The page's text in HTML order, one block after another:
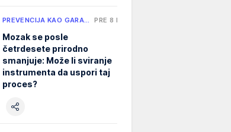
PREVENCIJA KAO GARA… PRE 8 H
Mozak se posle
četrdesete prirodno
smanjuje: Može li sviranje
instrumenta da uspori taj
proces?